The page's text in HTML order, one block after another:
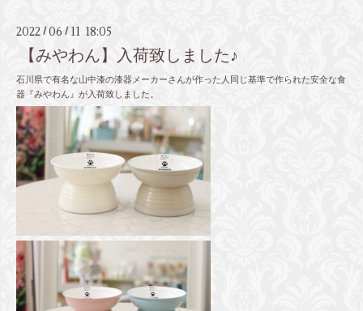
2022 /06 / 11 18:05
【みやわん】入荷致しました♪
石川県で有名な山中漆の漆器メーカーさんが作った人同じ基準で作られた安全な食
器『みやわん』が入荷致しました。